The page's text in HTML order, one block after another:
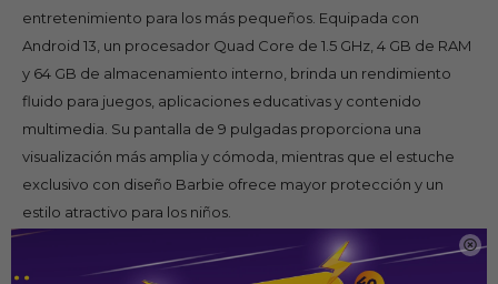

entretenimiento para los más pequeños. Equipada con
Android 13, un procesador Quad Core de 1.5 GHz, 4 GB de RAM
y 64 GB de almacenamiento interno, brinda un rendimiento
fluido para juegos, aplicaciones educativas y contenido
multimedia. Su pantalla de 9 pulgadas proporciona una
visualización más amplia y cómoda, mientras que el estuche
exclusivo con diseño Barbie ofrece mayor protección y un
estilo atractivo para los niños.
Especificaciones